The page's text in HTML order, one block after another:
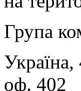
Група
оф. 402